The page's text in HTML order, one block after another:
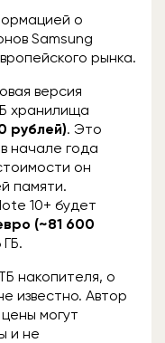
о
Samsung
рынка.
версия
хранилища
рублей). Это
начале года
он
памяти.
10+ будет
(~81 600
накопителя, о
известно. Автор
могут
и не